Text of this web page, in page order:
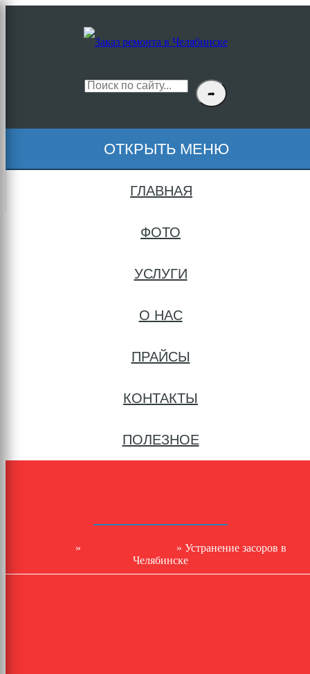
➦
ОТКРЫТЬ МЕНЮ
ГЛАВНАЯ
ФОТО
УСЛУГИ
О НАС
ПРАЙСЫ
КОНТАКТЫ
ПОЛЕЗНОЕ
»
» Устранение засоров в
Челябинске